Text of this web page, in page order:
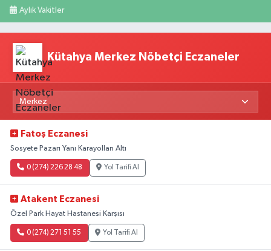
Aylık Vakitler
Kütahya Merkez Nöbetçi Eczaneler
Fatoş Eczanesi
Sosyete Pazarı Yanı Karayolları Altı
0 (274) 226 28 48 Yol Tarifi Al
Atakent Eczanesi
Özel Park Hayat Hastanesi Karşısı
0 (274) 271 51 55 Yol Tarifi Al